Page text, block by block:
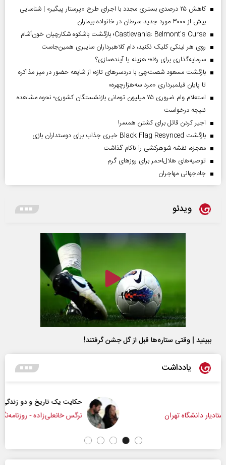
کاهش ۲۵ درصدی بستری مجدد با اجرای طرح «پرستار پیگیر» | شناسایی
بیش از ۳۰۰۰ مورد جدید سرطان در خانواده بیماران
Castlevania: Belmont’s Curse؛ بازگشت باشکوه شکارچیان خون‌آشام
روی هر لینکی کلیک نکنید، دام کلاهبرداران سایبری همین‌جاست
سرمایه‌گذاری برای رفاه؛ هزینه یا آینده‌سازی؟
بازگشت مسعود شصت‌چی با دردسر‌های تازه؛ از شایعه حضور در میز مذاکره
تا پایان فیلمبرداری «مرد سه‌هزارچهره»
استعلام وام ضروری ۷۵ میلیون تومانی بازنشستگان کشوری؛ نحوه مشاهده
نتیجه درخواست
اجیر کردن قاتل برای کشتن همسر!
بازگشت Black Flag Resynced خبری جذاب برای دوستداران بازی
معجزه، نقشه شوهرکشی را ناکام گذاشت
توصیه‌های هلال‌احمر برای روز‌های گرم
جام‌جهانی مهاجران
ویدئو
ببینید | وقتی ستاره‌ها قبل از گل جشن گرفتند!
یادداشت
حکایت یک تاریخ و دو زندگی
نرگس خانعلی‌زاده - روزنامه‌نگار